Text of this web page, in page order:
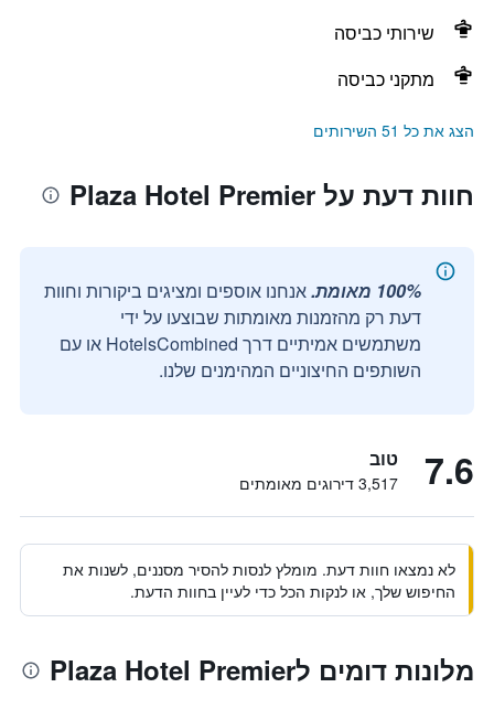
שירותי כביסה
מתקני כביסה
הצג את כל 51 השירותים
חוות דעת על Plaza Hotel Premier
100% מאומת.
אנחנו אוספים ומציגים ביקורות וחוות
דעת רק מהזמנות מאומתות שבוצעו על ידי
משתמשים אמיתיים דרך HotelsCombined או עם
השותפים החיצוניים המהימנים שלנו.
7.6 טוב
3,517 דירוגים מאומתים
לא נמצאו חוות דעת. מומלץ לנסות להסיר מסננים, לשנות את
החיפוש שלך, או לנקות הכל כדי לעיין בחוות הדעת.
מלונות דומים לPlaza Hotel Premier